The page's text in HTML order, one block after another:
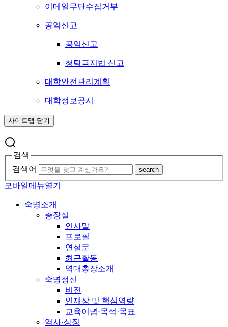
이메일무단수집거부
공익신고
공익신고
청탁금지법 신고
대학안전관리계획
대학정보공시
사이트맵 닫기
검색
검색어
search
모바일메뉴열기
숙명소개
총장실
인사말
프로필
연설문
최근활동
역대총장소개
숙명정신
비전
인재상 및 핵심역량
교육이념·목적·목표
역사·상징